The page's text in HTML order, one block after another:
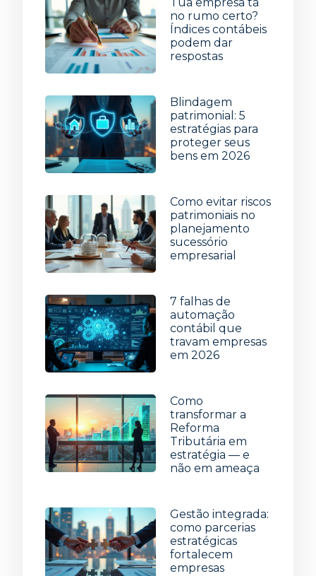
no rumo certo?
Índices contábeis
podem dar
respostas
Blindagem
patrimonial: 5
estratégias para
proteger seus
bens em 2026
Como evitar riscos
patrimoniais no
planejamento
sucessório
empresarial
7 falhas de
automação
contábil que
travam empresas
em 2026
Como
transformar a
Reforma
Tributária em
estratégia — e
não em ameaça
Gestão integrada:
como parcerias
estratégicas
fortalecem
empresas